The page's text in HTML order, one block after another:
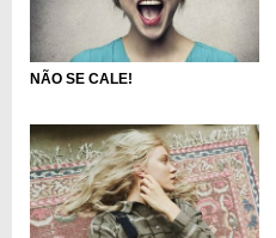
NÃO SE CALE!